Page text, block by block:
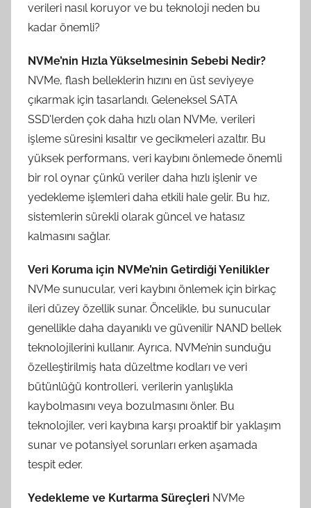
verileri nasıl koruyor ve bu teknoloji neden bu
kadar önemli?
NVMe’nin Hızla Yükselmesinin Sebebi Nedir?
NVMe, flash belleklerin hızını en üst seviyeye
çıkarmak için tasarlandı. Geleneksel SATA
SSD'lerden çok daha hızlı olan NVMe, verileri
işleme süresini kısaltır ve gecikmeleri azaltır. Bu
yüksek performans, veri kaybını önlemede önemli
bir rol oynar çünkü veriler daha hızlı işlenir ve
yedekleme işlemleri daha etkili hale gelir. Bu hız,
sistemlerin sürekli olarak güncel ve hatasız
kalmasını sağlar.
Veri Koruma için NVMe’nin Getirdiği Yenilikler
NVMe sunucular, veri kaybını önlemek için birkaç
ileri düzey özellik sunar. Öncelikle, bu sunucular
genellikle daha dayanıklı ve güvenilir NAND bellek
teknolojilerini kullanır. Ayrıca, NVMe’nin sunduğu
özelleştirilmiş hata düzeltme kodları ve veri
bütünlüğü kontrolleri, verilerin yanlışlıkla
kaybolmasını veya bozulmasını önler. Bu
teknolojiler, veri kaybına karşı proaktif bir yaklaşım
sunar ve potansiyel sorunları erken aşamada
tespit eder.
Yedekleme ve Kurtarma Süreçleri NVMe